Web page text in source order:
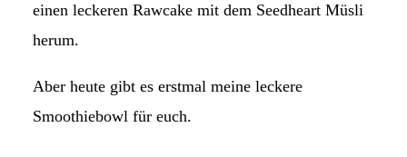
einen leckeren Rawcake mit dem Seedheart Müsli
herum.
Aber heute gibt es erstmal meine leckere
Smoothiebowl für euch.